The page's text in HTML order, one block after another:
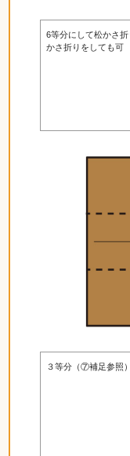
6等分にして松かさ
かさ折りをしても可
３等分（⑦補足参照）